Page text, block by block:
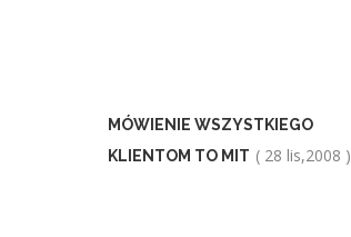
MÓWIENIE WSZYSTKIEGO
KLIENTOM TO MIT ( 28 lis,2008 )